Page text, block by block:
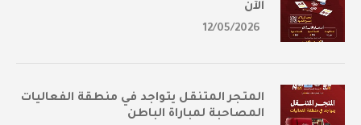
الآن
12/05/2026
المتجر المتنقل يتواجد في منطقة الفعاليات
المصاحبة لمباراة الباطن